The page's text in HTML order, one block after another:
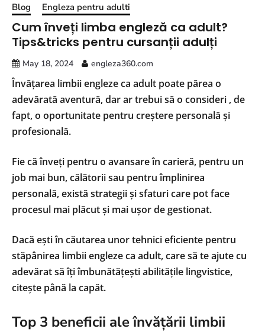
Blog Engleza pentru adulti
Cum înveți limba engleză ca adult?
Tips&tricks pentru cursanții adulți
May 18, 2024 engleza360.com
Învățarea limbii engleze ca adult poate părea o
adevărată aventură, dar ar trebui să o consideri , de
fapt, o oportunitate pentru creștere personală și
profesională.
Fie că înveți pentru o avansare în carieră, pentru un
job mai bun, călătorii sau pentru împlinirea
personală, există strategii și sfaturi care pot face
procesul mai plăcut și mai ușor de gestionat.
Dacă ești în căutarea unor tehnici eficiente pentru
stăpânirea limbii engleze ca adult, care să te ajute cu
adevărat să îți îmbunătățești abilitățile lingvistice,
citește până la capăt.
Top 3 beneficii ale învățării limbii